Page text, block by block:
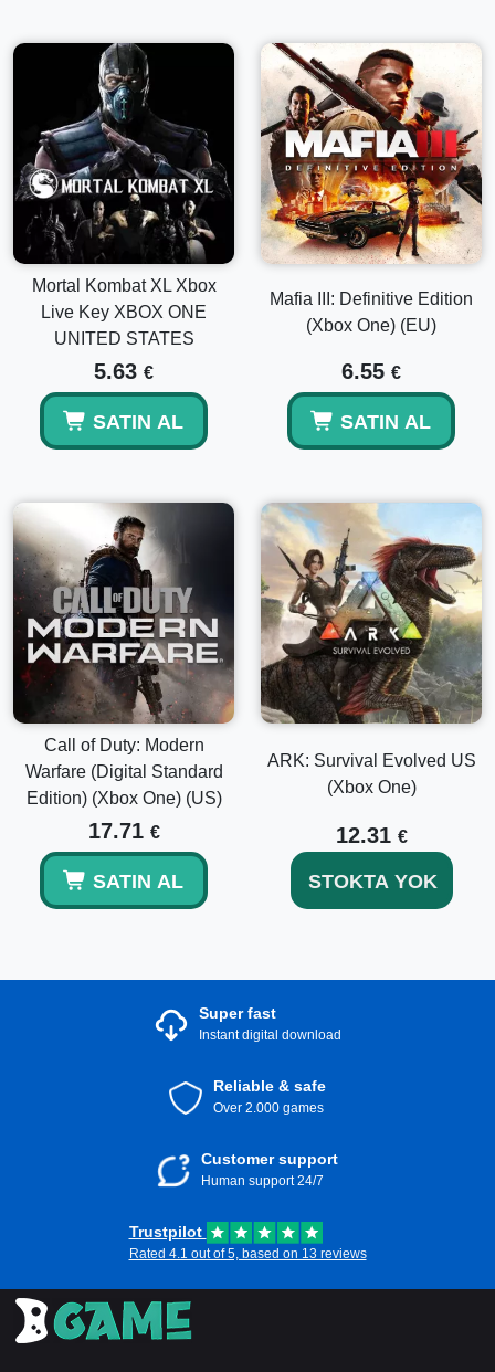
Mortal Kombat XL Xbox
Live Key XBOX ONE
UNITED STATES
5.63 €
SATIN AL
Mafia III: Definitive Edition
(Xbox One) (EU)
6.55 €
SATIN AL
Call of Duty: Modern
Warfare (Digital Standard
Edition) (Xbox One) (US)
17.71 €
SATIN AL
ARK: Survival Evolved US
(Xbox One)
12.31 €
STOKTA YOK
Super fast
Instant digital download
Reliable & safe
Over 2.000 games
Customer support
Human support 24/7
Trustpilot
Rated 4.1 out of 5, based on 13 reviews